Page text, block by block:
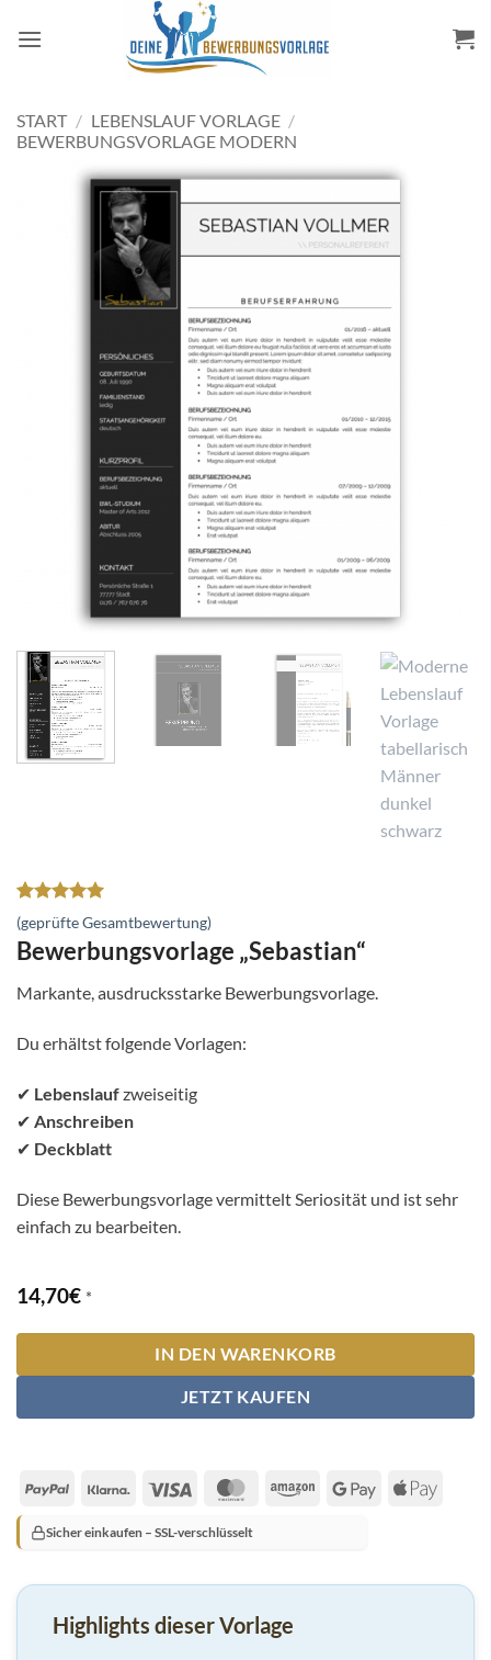
Inhalt
START / LEBENSLAUF VORLAGE /
BEWERBUNGSVORLAGE MODERN
Bewertet
mit5von
5, basierend
2
Kundenbewertungen
(geprüfte Gesamtbewertung)
Bewerbungsvorlage „Sebastian“
Markante, ausdrucksstarke Bewerbungsvorlage.
Du erhältst folgende Vorlagen:
✔ Lebenslaufzweiseitig
✔ Anschreiben
✔ Deckblatt
Diese Bewerbungsvorlage vermittelt Seriosität und ist sehr
einfach zu bearbeiten.
14,70€ *
IN DEN WARENKORB
JETZT KAUFEN
PayPal Klarna Visa MasterCardAmazonGoogle Apple
Sicher einkaufen – SSL-verschlüsselt
Highlights dieser Vorlage